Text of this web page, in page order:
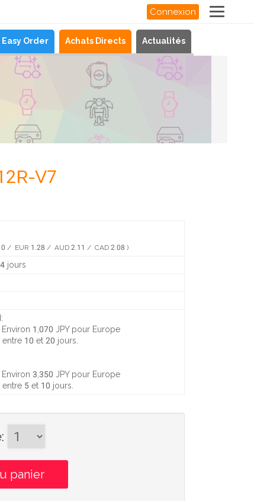
Connexion
Easy Order Achats Directs Actualités
V7
/ EUR 1.28 / AUD 2.11 / CAD 2.08 )
jours
Environ 1,070 JPYpour Europe
entre 10 et 20 jours
Environ 3,350 JPYpour Europe
entre 5 et 10 jours
: